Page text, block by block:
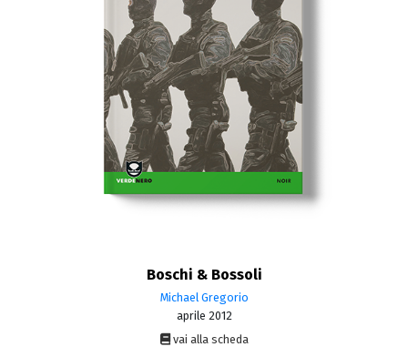
Boschi & Bossoli
Michael Gregorio
aprile 2012
vai alla scheda